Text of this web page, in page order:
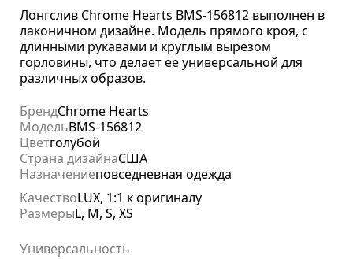
Лонгслив Chrome Hearts BMS-156812 выполнен в
лаконичном дизайне. Модель прямого кроя, с
длинными рукавами и круглым вырезом
горловины, что делает ее универсальной для
различных образов.
БрендChrome Hearts
МодельBMS-156812
Цветголубой
Страна дизайнаСША
Назначениеповседневная одежда
КачествоLUX, 1:1 к оригиналу
РазмерыL, M, S, XS
Универсальность